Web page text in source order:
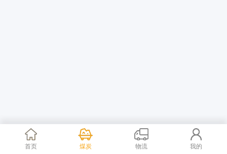
首页 煤炭 物流 我的